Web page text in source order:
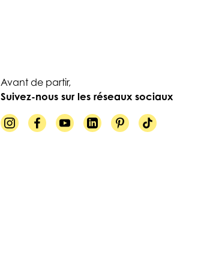
Avant de partir,
Suivez-nous sur les réseaux sociaux